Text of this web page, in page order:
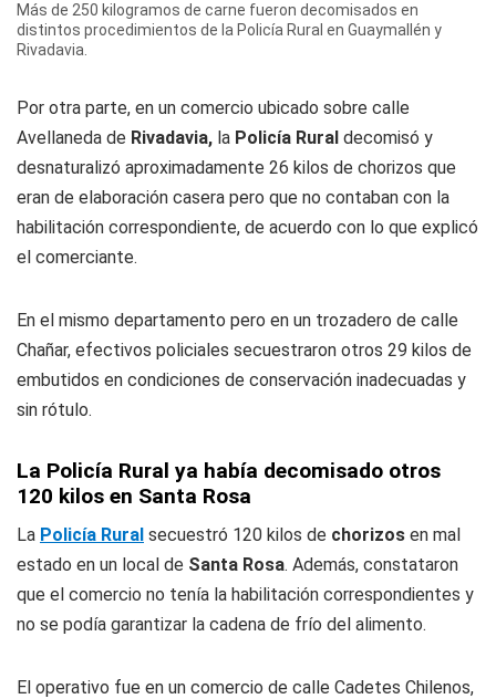
Más de 250 kilogramos de carne fueron decomisados en
distintos procedimientos de la Policía Rural en Guaymallén y
Rivadavia.
Por otra parte, en un comercio ubicado sobre calle
Avellaneda de Rivadavia, la Policía Rural decomisó y
desnaturalizó aproximadamente 26 kilos de chorizos que
eran de elaboración casera pero que no contaban con la
habilitación correspondiente, de acuerdo con lo que explicó
el comerciante.
En el mismo departamento pero en un trozadero de calle
Chañar, efectivos policiales secuestraron otros 29 kilos de
embutidos en condiciones de conservación inadecuadas y
sin rótulo.
La Policía Rural ya había decomisado otros
120 kilos en Santa Rosa
La Policía Rural secuestró 120 kilos de chorizos en mal
estado en un local de Santa Rosa. Además, constataron
que el comercio no tenía la habilitación correspondientes y
no se podía garantizar la cadena de frío del alimento.
El operativo fue en un comercio de calle Cadetes Chilenos,